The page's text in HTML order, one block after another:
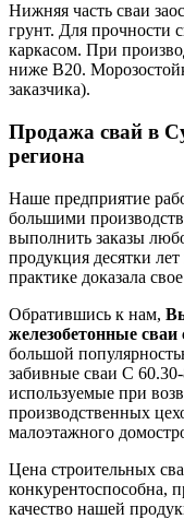
Нижняя часть сваи
грунт. Для прочности
каркасом. При
ниже B20.
заказчика).
Продажа свай в
региона
Наше предприятие
большими
выполнить заказы
продукция десятки
практике доказала
Обратившись к нам,
железобетонные
большой
забивные сваи С
используемые при
производственных
малоэтажного
Цена строительных
конкурентоспособна,
качество нашей